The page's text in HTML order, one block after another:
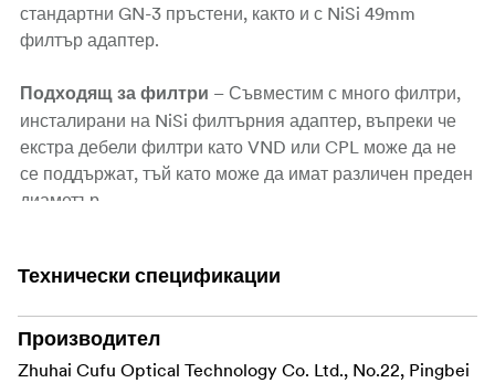
стандартни GN-3 пръстени, както и с NiSi 49mm
филтър адаптер.
Подходящ за филтри – Съвместим с много филтри,
инсталирани на NiSi филтърния адаптер, въпреки че
екстра дебели филтри като VND или CPL може да не
се поддържат, тъй като може да имат различен преден
диаметър.
импортирана амортизираща тъкан на контактните
намаляване на шума от контакта между метални
части.
Технически спецификации
Производител
Zhuhai Cufu Optical Technology Co. Ltd., No.22, Pingbei